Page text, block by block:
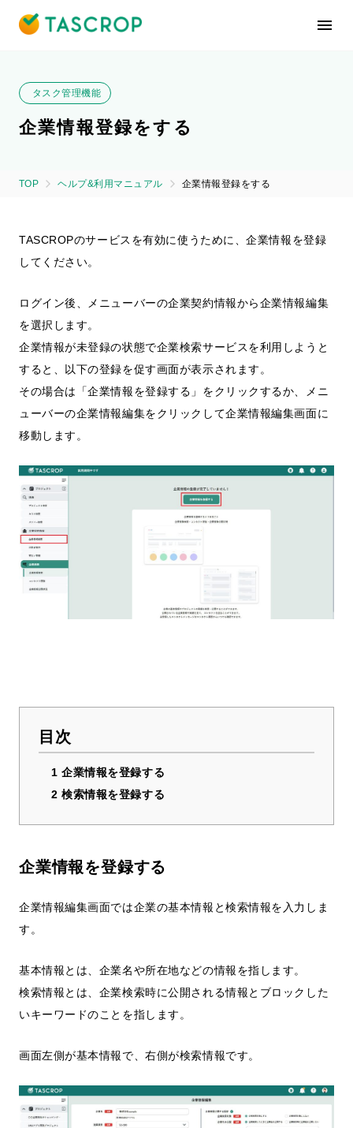
タスク管理機能
企業情報登録をする
TOP ヘルプ&利用マニュアル 企業情報登録をする
TASCROPのサービスを有効に使うために、企業情報を登録
してください。
ログイン後、メニューバーの企業契約情報から企業情報編集
を選択します。
企業情報が未登録の状態で企業検索サービスを利用しようと
すると、以下の登録を促す画面が表示されます。
その場合は「企業情報を登録する」をクリックするか、メニ
ューバーの企業情報編集をクリックして企業情報編集画面に
移動します。
目次
1 企業情報を登録する
2 検索情報を登録する
企業情報を登録する
企業情報編集画面では企業の基本情報と検索情報を入力しま
す。
基本情報とは、企業名や所在地などの情報を指します。
検索情報とは、企業検索時に公開される情報とブロックした
いキーワードのことを指します。
画面左側が基本情報で、右側が検索情報です。